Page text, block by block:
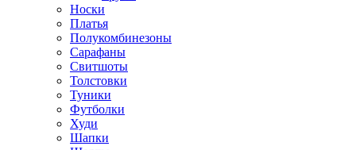
Носки
Платья
Полукомбинезоны
Сарафаны
Свитшоты
Толстовки
Туники
Футболки
Худи
Шапки